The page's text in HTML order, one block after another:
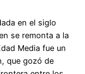
en el siglo
se remonta a la
Media fue un
que gozó de